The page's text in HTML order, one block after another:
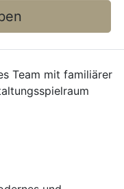
Team mit familiärer